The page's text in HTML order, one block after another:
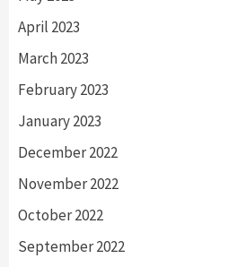
April 2023
March 2023
February 2023
January 2023
December 2022
November 2022
October 2022
September 2022